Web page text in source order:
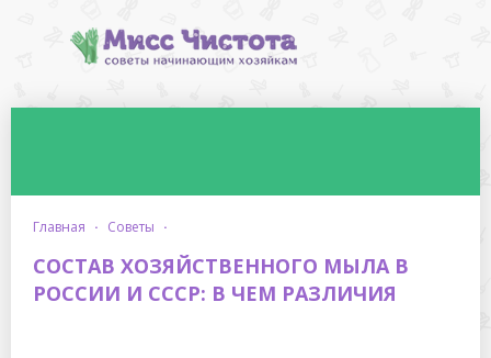
главная · советы ·
СОСТАВ ХОЗЯЙСТВЕННОГО МЫЛА В
РОССИИ И СССР: В ЧЕМ РАЗЛИЧИЯ